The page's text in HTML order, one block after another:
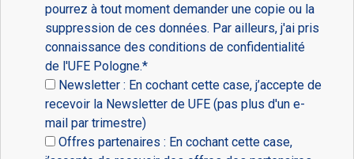
pourrez à tout moment demander une copie ou la
suppression de ces données. Par ailleurs, j'ai pris
connaissance des conditions de confidentialité
de l'UFE Pologne.*
Newsletter : En cochant cette case, j’accepte de
recevoir la Newsletter de UFE (pas plus d'un e-
mail par trimestre)
Offres partenaires : En cochant cette case,